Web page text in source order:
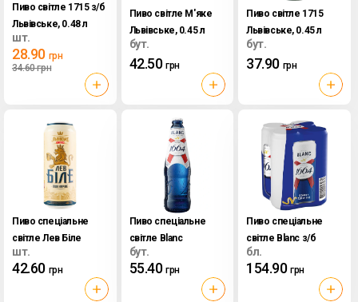
Пиво світле 1715 з/б
Львівське, 0.48 л
шт.
28.90 грн
34.60грн
Пиво світле М'яке
Львівське, 0.45 л
бут.
42.50 грн
Пиво світле 1715
Львівське, 0.45 л
бут.
37.90 грн
Пиво спеціальне
світле Лев Біле
Пшеничне з/б
Львівське, 0.48 л
шт.
42.60 грн
Пиво спеціальне
світле Blanc
Kronenbourg 1664,
0.46 л
бут.
55.40 грн
Пиво спеціальне
світле Blanc з/б
Kronenbourg 1664,
4*0.33 л
бл.
154.90 грн